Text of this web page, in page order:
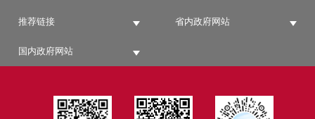
推荐链接 省内政府网站
国内政府网站